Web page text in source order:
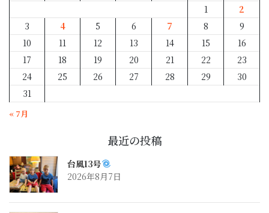
1
2
3
4 5 6 7 8
9
10
11 12 13 14 15
16
17
18 19 20 21 22
23
24
25 26 27 28 29
30
31
« 7月
最近の投稿
台風13号
2026年8月7日